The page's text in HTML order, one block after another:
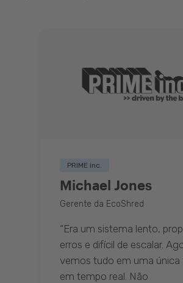
PRIME inc.
Michael Jones
Gerente da EcoShred
“Era um sistema lento,
erros e difícil de escalar.
vemos tudo em uma única
em tempo real. Não